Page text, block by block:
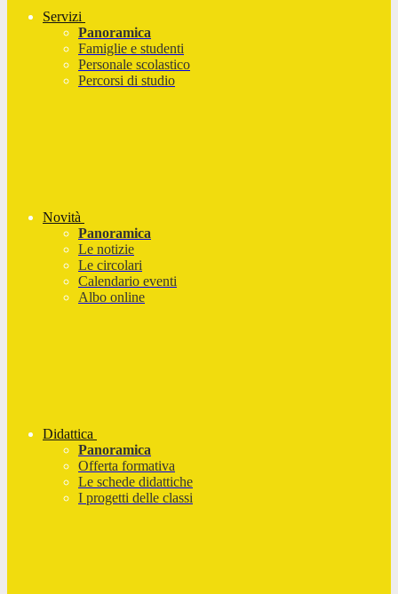
Servizi
Panoramica
Famiglie e studenti
Personale scolastico
Percorsi di studio
Novità
Panoramica
Le notizie
Le circolari
Calendario eventi
Albo online
Didattica
Panoramica
Offerta formativa
Le schede didattiche
I progetti delle classi